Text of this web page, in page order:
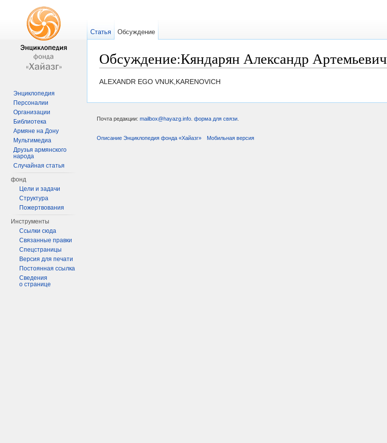
Обсуждение:Кяндарян Александр Артемьевич
ALEXANDR EGO VNUK,KARENOVICH
Статья Обсуждение
Энциклопедия
Персоналии
Организации
Библиотека
Армяне на Дону
Мультимедиа
Друзья армянского
народа
Случайная статья
фонд
Цели и задачи
Структура
Пожертвования
Инструменты
Ссылки сюда
Связанные правки
Спецстраницы
Версия для печати
Постоянная ссылка
Сведения
о странице
Почта редакции: mailbox@hayazg.info форма для связи
Описание Энциклопедия фонда «Хайазг» Мобильная версия